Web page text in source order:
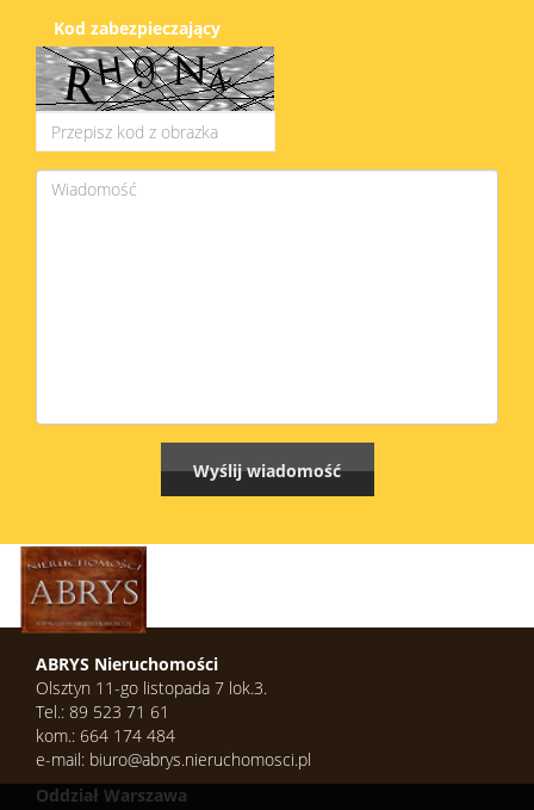
Kod zabezpieczający
ABRYS Nieruchomości
Olsztyn 11-go listopada 7 lok.3.
Tel.: 89 523 71 61
kom.: 664 174 484
e-mail: biuro@abrys.nieruchomosci.pl
Oddział Warszawa